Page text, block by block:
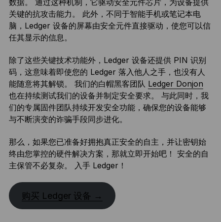
关键的抗攻击能力。 此外，不同于智能手机或笔记本电
脑，Ledger 设备的屏幕由安全元件直接驱动，使您可以信
任其显示的信息。
除了这些关键技术功能外，Ledger 设备还提供 PIN 识别
码，这意味着即使您的 Ledger 落入他人之手，也没有人
能随意将其解锁。 我们的白帽黑客团队 Ledger Donjon
也在持续测试我们的设备并制定安全要求。 与此同时，我
们的专属固件团队持续开发安全功能，确保您的设备能够
与不断演变的诈骗手段同步进化。
那么，如果您已准备好拥抱真正安全的自主，并让密钥始
终由您掌控的硬件解决方案，那就立即开始吧！ 安全的自
主保管不必复杂。 入手 Ledger！
购买 Ledger 设备 →